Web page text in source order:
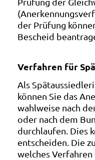
der Prüfung
Bescheid
Verfahren für
Als
können Sie das
wahlweise nach
oder nach dem
durchlaufen. Dies
entscheiden. Die
welches Verfahren